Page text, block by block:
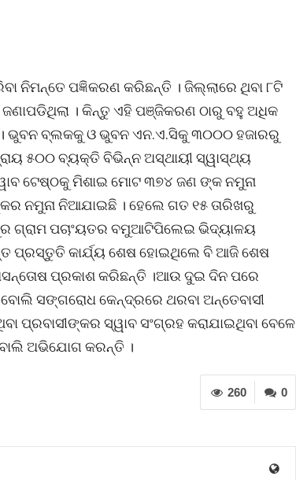
ନିମନ୍ତେ ପଜ୍ଞିକରଣ କରିଛନ୍ତି । ଜିଲ୍ଲାରେ ଥିବା ୮ଟି
। କିନ୍ତୁ ଏହି ପଞ୍ଜିକରଣ ଠାରୁ ବହୁ ଅଧିକ
ଭୁବନ ବ୍ଲକକୁ ଓ ଭୁବନ ଏନ.ଏ.ସିକୁ ୩୦୦୦ ହଜାରରୁ
୫୦୦ ବ୍ୟକ୍ତି ବିଭିନ୍ନ ଅସ୍ଥାୟୀ ସ୍ୱାସ୍ଥ୍ୟ
ଟେଷ୍ଠକୁ ମିଶାଇ ମୋଟ ୩୭୪ ଜଣ ଙ୍କ ନମୁନା
ନମୁନା ନିଆଯାଇଛି । ହେଲେ ଗତ ୧୫ ତାରିଖରୁ
ଗ୍ରାମ ପଚାଂୟତର ବମୁଆଟିପିଲେଇ ଭିଦ୍ୟାଳୟ
ପ୍ରସ୍ତୁତି କାର୍ଯ୍ୟ ଶେଷ ହୋଇଥିଲେ ବି ଆଜି ଶେଷ
ପ୍ରକାଶ କରିଛନ୍ତି ।ଆଉ ଦୁଇ ଦିନ ପରେ
ସଙ୍ଗରୋଧ କେନ୍ଦ୍ରରେ ଥରବା ଅନ୍ତେବାସୀ
ସ୍ୱାବ ସଂଗ୍ରହ କରାଯାଇଥିବା ବେଳେ
ଅଭିଯୋଗ କରନ୍ତି ।
0
260